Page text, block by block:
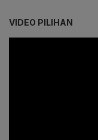
VIDEO PILIHAN